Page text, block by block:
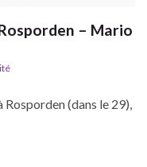
– Mario
Rosporden (dans le 29),